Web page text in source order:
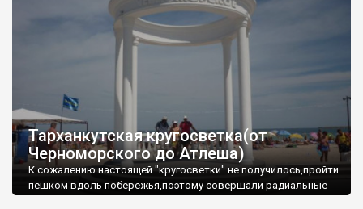
Тарханкутская кругосветка(от
Черноморского до Атлеша)
К сожалению настоящей "кругосветки" не получилось,пройти
пешком вдоль побережья,поэтому совершали радиальные